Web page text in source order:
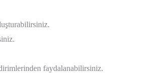
faydalanabilirsiniz.